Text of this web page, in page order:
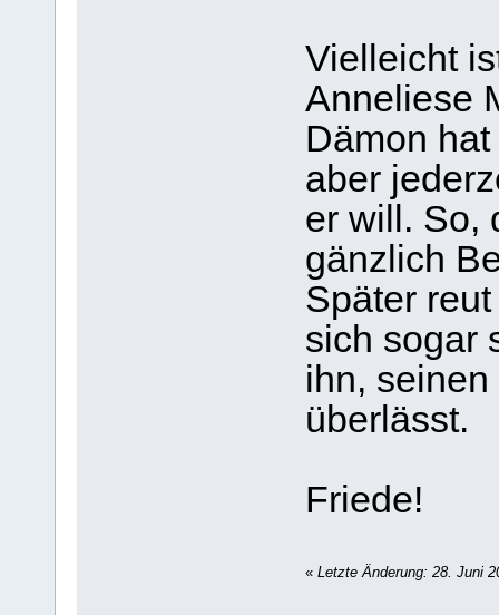
Vielleicht
Anneliese
Dämon
aber
er will. So,
gänzlich
Später
sich sogar
ihn,
überlässt.
Friede!
« Letzte Änderung: 28. Juni